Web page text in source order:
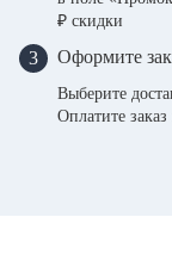
₽ скидки
3 Оформите
Выберите
Оплатите